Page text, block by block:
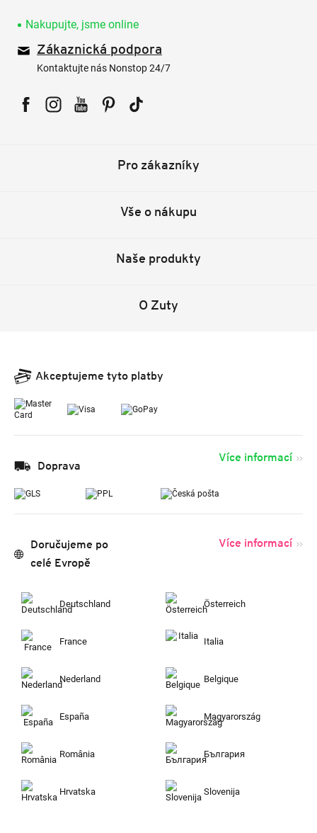
Nakupujte, jsme online
Zákaznická podpora
Kontaktujte nás Nonstop 24/7
Pro zákazníky
Vše o nákupu
Naše produkty
O Zuty
Akceptujeme tyto platby
Doprava
Více informací
Doručujeme po
celé Evropě
Více informací
Deutschland Österreich
France Italia
Nederland Belgique
España Magyarország
România България
Hrvatska Slovenija